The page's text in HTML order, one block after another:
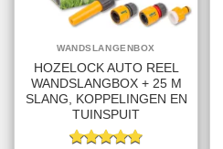
WANDSLANGENBOX
HOZELOCK AUTO REEL
WANDSLANGBOX + 25 M
SLANG, KOPPELINGEN EN
TUINSPUIT